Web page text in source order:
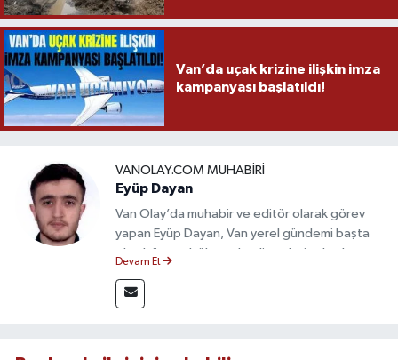
Van’da uçak krizine ilişkin imza
kampanyası başlatıldı!
VANOLAY.COM MUHABIRI
Eyüp Dayan
Van Olay’da muhabir ve editör olarak görev
yapan Eyüp Dayan, Van yerel gündemi başta
olmak üzere bölgesel gelişmeleri sahadan
deneyimiyle doğruluk, tarafsızlık ve etik ilkeleri
esas alan Dayan, güvenilir kaynaklara dayalı
Devam Et